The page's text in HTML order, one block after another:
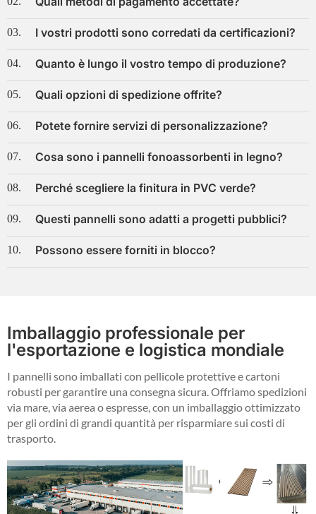
03. I vostri prodotti sono corredati da certificazioni?
04. Quanto è lungo il vostro tempo di produzione?
05. Quali opzioni di spedizione offrite?
06. Potete fornire servizi di personalizzazione?
07. Cosa sono i pannelli fonoassorbenti in legno?
08. Perché scegliere la finitura in PVC verde?
09. Questi pannelli sono adatti a progetti pubblici?
10. Possono essere forniti in blocco?
Imballaggio professionale per
l'esportazione e logistica mondiale
I pannelli sono imballati con pellicole protettive e cartoni
robusti per garantire una consegna sicura. Offriamo spedizioni
via mare, via aerea o espresse, con un imballaggio ottimizzato
per gli ordini di grandi quantità per risparmiare sui costi di
trasporto.